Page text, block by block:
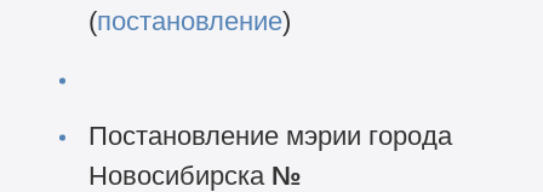
(постановление)
Постановление мэрии города
Новосибирска №